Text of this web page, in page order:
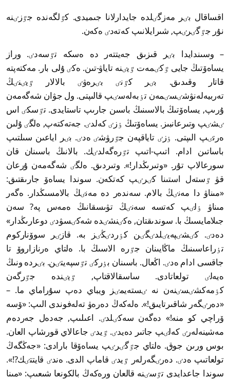
اقساقال بٸر مەزگٸلدە جايدارلانا جىميدى. كٷلگەندە جٷزٸنە
نۇر جٷگٸرٸپ, شىرايلانىپ كەتەدٸ ەكەن.
– وسىندايدا بٸر قىزىق جەيتتەر دە ەسكە تٷسەدٸ. وراز
يساەۆتىڭ جايى ٷكٸمەت ٷيٸنە تاياۋ-تىن. ەكٸ ۇلى بار. مەكتەپتە
قاتار وقىدىق. بٸر كٷنٸ بٸرەۋٸ بالالار ٷيٸنٸڭ
تەربيەلەنۋشٸسٸمەن تٶبەلەسٸپ قالىپتى. ول جۋان شەگەمەن
ۇرىپ, يساەۆتىڭ بالاسىنىڭ باسىن جارىپ تاستايدى. تٷسكٸ اس
ٸشٸپ وتىرعانبىز. يساەۆتىڭ ٶزٸ كەلدٸ. جەتەكتەپ, ەلگٸ ۇلىن
ەرتٸپ الىپتى. ٶزٸ تاياقپەن جٷرۋشٸ ەدٸ. بٸر اياعىن سىلتىپ
باساتىن ادام. اتىپ-اتىپ تٷرەگەلدٸك. بالانىڭ باسىنان قان
سورعالاپ تۇر. «وتىرىڭدار!». وتىردىق. ەلگٸ شەگەمەن ۇرعان
قۋ ٷستەل استىنا كٸرٸپ كەتكەن. سوندا يساەۆ جارىقتىق:
«مىناۋ دا مەنٸڭ بالام. سەندەر دە مەنٸڭ بالامسىڭدار. ەگەر
مىناۋ ٶلٸپ كەتسە سەنٸڭ تۋىسقانىڭ ەمەس پە? سەن
جىلامايسىڭ با. سوندىقتان, ەكٸنشٸدە شەكٸسۋدٸ دوعارىڭدار»
دەدٸ. كٸشٸپەيٸلدٸگٸن كٶردٸڭٸز بە. قازٸر سوۆناركوم
تٶراعاسىنىڭ ماڭايىنان جٷرە الاسىڭ با. ەلتاي ەرنازاروۆ تا
جاقسى ادام ەدٸ. اڭعال. باسىنان بٶركٸ تٷسپەيتٸن. بٸردە ونىڭ
ەيەلٸ تولعاتادى. ساسقالاقتاپ, ٷيٸندە جٷرگەن
كٶمەكشٸسٸنەن نە ٸستەيمٸز ويباي دەپ سۇراماي ما. –
«دەرٸگەر شاقىرتايىق!». ەلەكەڭ دەرەۋ تەلەفوندى الىپ: «ۆسە
ۆراچي كو منە!» دەگەن سەكٸلدٸ. اعىلىپ, جەدەل جەردەم
مەشينەلەرٸ كەلٸپ جاتىر دەيدٸ. ٷيدٸ جاعالاي قورشاپ العان.
بوس ورىن جوق. ەلتاي جٷگٸرٸپ يساەۆقا بارادى: «جەڭگەڭ
تولعاتىپ ەدٸ. دەرٸگەرلەر ٷيدٸ قاماپ الدى. ەندٸ قايتتٸك?!».
سوندا جاعدايدى تٷسٸنە قالعان ورەكەڭ بالكونعا شىعىپ: «مىنا